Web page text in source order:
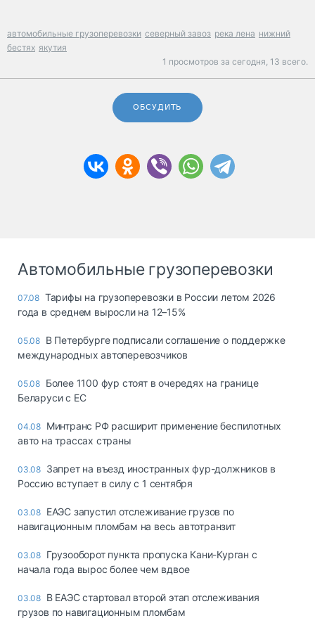
автомобильные грузоперевозки северный завоз река лена нижний
бестях якутия
1 просмотров за сегодня, 13 всего.
ОБСУДИТЬ
Автомобильные грузоперевозки
07.08 Тарифы на грузоперевозки в России летом 2026
года в среднем выросли на 12–15%
05.08 В Петербурге подписали соглашение о поддержке
международных автоперевозчиков
05.08 Более 1100 фур стоят в очередях на границе
Беларуси с ЕС
04.08 Минтранс РФ расширит применение беспилотных
авто на трассах страны
03.08 Запрет на въезд иностранных фур-должников в
Россию вступает в силу с 1 сентября
03.08 ЕАЭС запустил отслеживание грузов по
навигационным пломбам на весь автотранзит
03.08 Грузооборот пункта пропуска Кани-Курган с
начала года вырос более чем вдвое
03.08 В ЕАЭС стартовал второй этап отслеживания
грузов по навигационным пломбам